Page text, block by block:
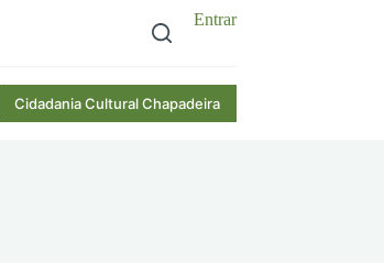
Entrar
Cidadania Cultural Chapadeira